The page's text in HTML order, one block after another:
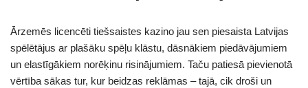
Ārzemēs licencēti tiešsaistes kazino jau sen piesaista Latvijas
spēlētājus ar plašāku spēļu klāstu, dāsnākiem piedāvājumiem
un elastīgākiem norēķinu risinājumiem. Taču patiesā pievienotā
vērtība sākas tur, kur beidzas reklāmas – tajā, cik droši un